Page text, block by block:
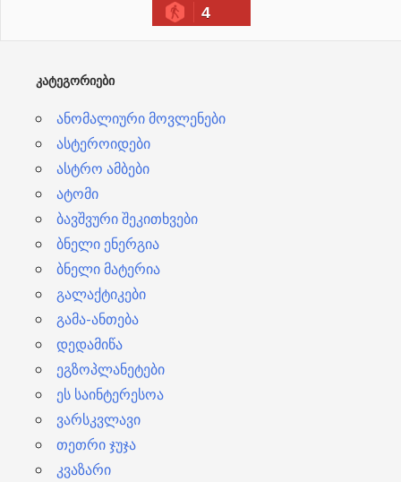
4
ᲙᲐᲢᲔᲒᲝᲠᲘᲔᲑᲘ
ანომალიური მოვლენები
ასტეროიდები
ასტრო ამბები
ატომი
ბავშვური შეკითხვები
ბნელი ენერგია
ბნელი მატერია
გალაქტიკები
გამა-ანთება
დედამიწა
ეგზოპლანეტები
ეს საინტერესოა
ვარსკვლავი
თეთრი ჯუჯა
კვაზარი